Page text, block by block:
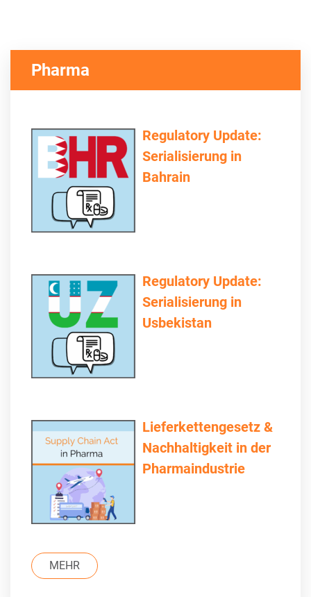
Pharma
Regulatory Update:
Serialisierung in
Bahrain
Regulatory Update:
Serialisierung in
Usbekistan
Lieferkettengesetz &
Nachhaltigkeit in der
Pharmaindustrie
MEHR